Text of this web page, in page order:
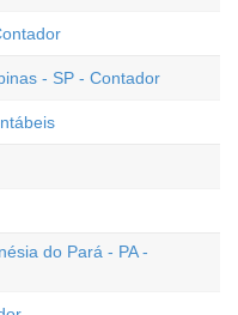
- SP - Contador
do Pará - PA -